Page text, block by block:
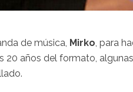
de música, Mirko, para
20 años del formato,